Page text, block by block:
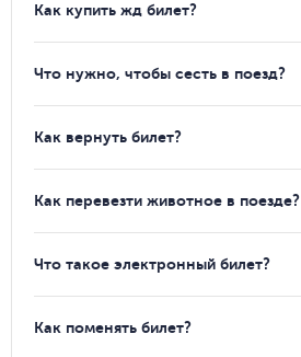
Как купить жд билет?
Что нужно, чтобы сесть в поезд?
Как вернуть билет?
Как перевезти животное в поезде?
Что такое электронный билет?
Как поменять билет?